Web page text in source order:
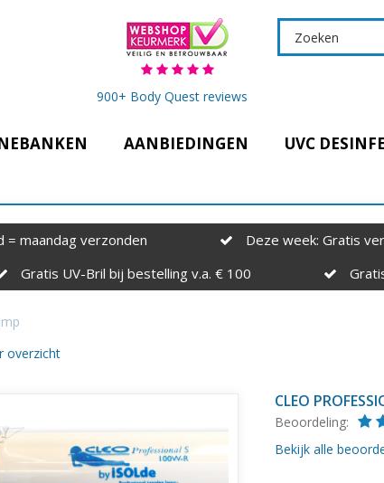
900+ Body Quest reviews
AANBIEDINGEN UVC
maandag verzonden
Deze week: Gratis
Gratis UV-Bril bij bestelling v.a. € 100
overzicht
CLEO
Beoordeling:
Bekijk alle